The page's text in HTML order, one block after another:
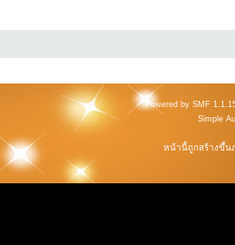
Powered by SMF
Simple
หน้านี้ถูกสร้างขึ้น